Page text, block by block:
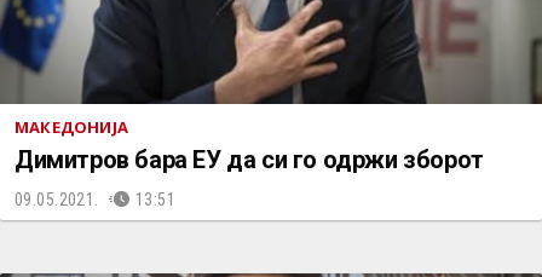
МАКЕДОНИЈА
Димитров бара ЕУ да си го одржи зборот
09.05.2021. 13:51